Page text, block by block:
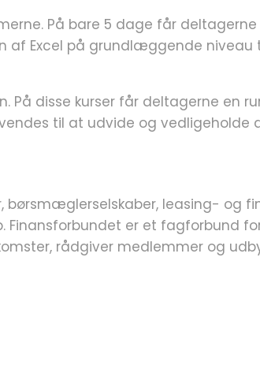
På bare 5 dage får
af Excel på grundlæggende
disse kurser får deltagerne en
til at udvide og
leasing- og
er et fagforbund
rådgiver medlemmer og